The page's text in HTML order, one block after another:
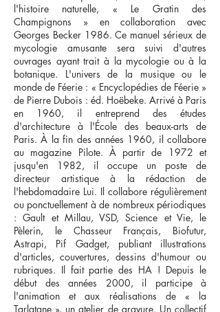
l'histoire naturelle, « Le Gratin des
Champignons » en collaboration avec
Georges Becker 1986. Ce manuel sérieux de
mycologie amusante sera suivi d'autres
ouvrages ayant trait à la mycologie ou à la
botanique. L'univers de la musique ou le
monde de Féerie : « Encyclopédies de Féerie »
de Pierre Dubois : éd. Hoëbeke. Arrivé à Paris
en 1960, il entreprend des études
d'architecture à l'École des beaux-arts de
Paris. À la fin des années 1960, il collabore
au magazine Pilote. À partir de 1972 et
jusqu'en 1982, il occupe un poste de
directeur artistique à la rédaction de
l'hebdomadaire Lui. Il collabore régulièrement
ou ponctuellement à de nombreux périodiques
: Gault et Millau, VSD, Science et Vie, le
Pèlerin, le Chasseur Français, Biofutur,
Astrapi, Pif Gadget, publiant illustrations
d'articles, couvertures, dessins d'humour ou
rubriques. Il fait partie des HA ! Depuis le
début des années 2000, il participe à
l'animation et aux réalisations de « la
Tarlatane », un atelier de gravure. Un collectif